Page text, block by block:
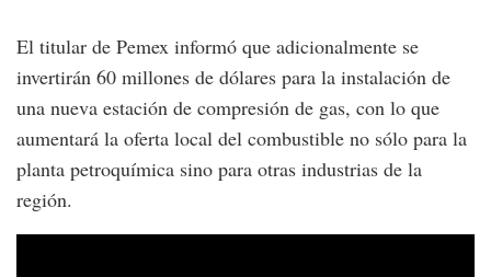
El titular de Pemex informó que adicionalmente se
invertirán 60 millones de dólares para la instalación de
una nueva estación de compresión de gas, con lo que
aumentará la oferta local del combustible no sólo para la
planta petroquímica sino para otras industrias de la
región.